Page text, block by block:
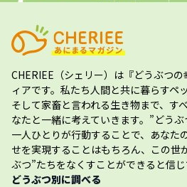
CHERIEE（シェリー） は『どうぶつ
ィアです。私たち人間と共に暮らすペ
そして家畜と言われる生き物まで、す
なたと一緒に考えていきます。”どう
一人ひとりが行動することで、あなた
せを実現することはもちろん、この世
ぶつ”たちをなくすことができると信じ
どうぶつ別に調べる